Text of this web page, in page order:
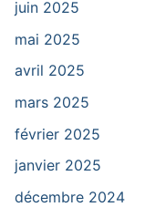
juin 2025
mai 2025
avril 2025
mars 2025
février 2025
janvier 2025
décembre 2024